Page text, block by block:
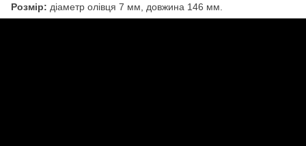
Розмір: діаметр олівця 7 мм, довжина 146 мм.